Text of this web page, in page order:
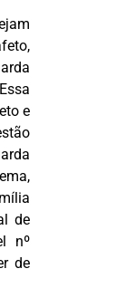
e
de
nº
de